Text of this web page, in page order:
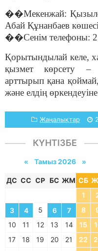
��Мекенжай:
Абай Құнанбаев
��Сенім телефоны:
Қорытындылай келе,
қызмет көрсету –
арттырып қана
және елдің
Жаңалықтар
КҮНТІЗБЕ
« Тамыз 2026 »
ДС СС СР БС ЖМ СБ
1
3
4 5 6 7 8
10
11 12 13 14 15
17
18 19 20 21 22